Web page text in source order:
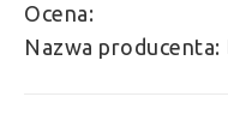
Ocena:
Nazwa producenta: